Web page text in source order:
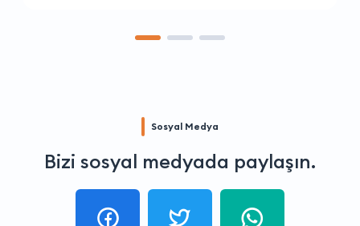
Sosyal Medya
Bizi sosyal medyada paylaşın.